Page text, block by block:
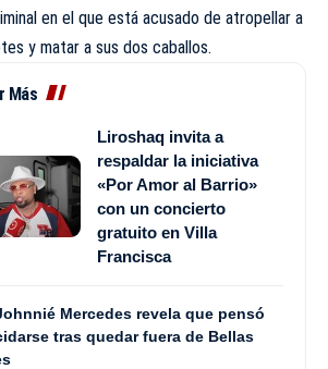
en el que está acusado de atropellar a
y matar a sus dos caballos.
Más
Liroshaq invita a
respaldar la iniciativa
«Por Amor al Barrio»
con un concierto
gratuito en Villa
Francisca
Mercedes revela que pensó
tras quedar fuera de Bellas